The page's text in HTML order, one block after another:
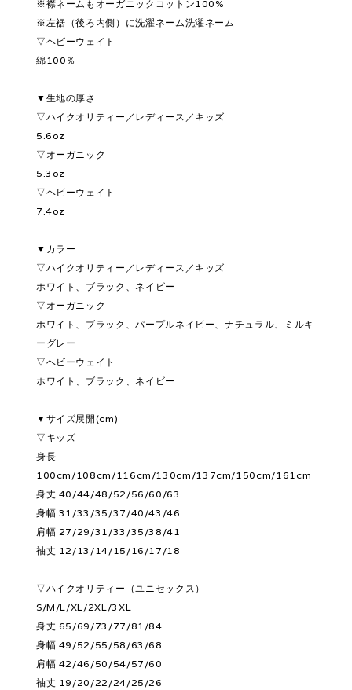
※襟ネームもオーガニックコットン100%
※左裾（後ろ内側）に洗濯ネーム洗濯ネーム
▽ヘビーウェイト
綿100％
▼生地の厚さ
▽ハイクオリティー／レディース／キッズ
5.6oz
▽オーガニック
5.3oz
▽ヘビーウェイト
7.4oz
▼カラー
▽ハイクオリティー／レディース／キッズ
ホワイト、ブラック、ネイビー
▽オーガニック
ホワイト、ブラック、パープルネイビー、ナチュラル、ミルキ
ーグレー
▽ヘビーウェイト
ホワイト、ブラック、ネイビー
▼サイズ展開(cm)
▽キッズ
身長
100cm/108cm/116cm/130cm/137cm/150cm/161cm
身丈 40/44/48/52/56/60/63
身幅 31/33/35/37/40/43/46
肩幅 27/29/31/33/35/38/41
袖丈 12/13/14/15/16/17/18
▽ハイクオリティー（ユニセックス）
S/M/L/XL/2XL/3XL
身丈 65/69/73/77/81/84
身幅 49/52/55/58/63/68
肩幅 42/46/50/54/57/60
袖丈 19/20/22/24/25/26